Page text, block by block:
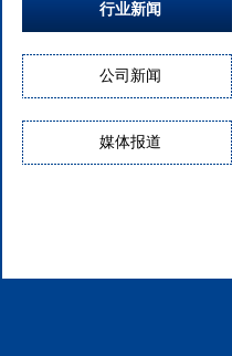
行业新闻
公司新闻
媒体报道